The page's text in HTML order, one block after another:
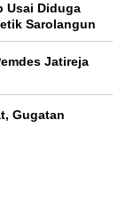
Usai Diduga
Sarolangun
Jatireja
Gugatan